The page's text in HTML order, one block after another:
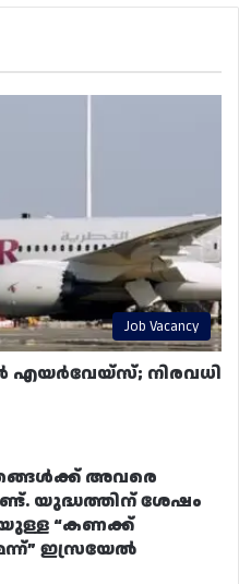
Job Vacancy
എയർവേയ്‌സ്; നിരവധി
അവരെ
യുദ്ധത്തിന് ശേഷം
“കണക്ക്
ഇസ്രയേൽ